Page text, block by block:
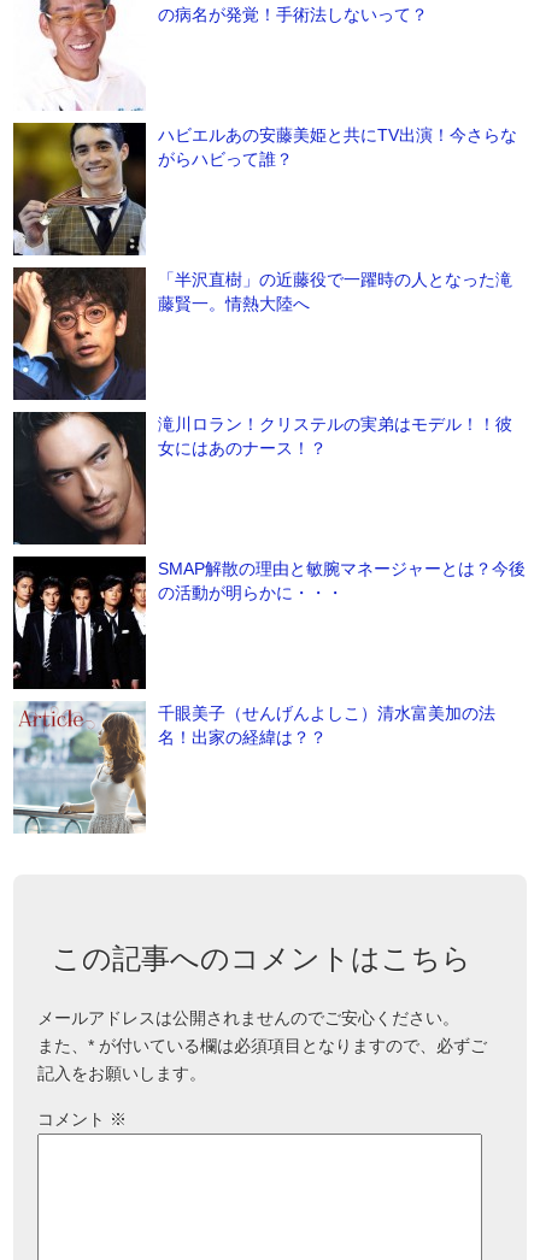
の病名が発覚！手術法しないって？
ハビエルあの安藤美姫と共にTV出演！今さらな
がらハビって誰？
「半沢直樹」の近藤役で一躍時の人となった滝
藤賢一。情熱大陸へ
滝川ロラン！クリステルの実弟はモデル！！彼
女にはあのナース！？
SMAP解散の理由と敏腕マネージャーとは？今後
の活動が明らかに・・・
千眼美子（せんげんよしこ）清水富美加の法
名！出家の経緯は？？
この記事へのコメントはこちら
メールアドレスは公開されませんのでご安心ください。
また、* が付いている欄は必須項目となりますので、必ずご
記入をお願いします。
コメント ※